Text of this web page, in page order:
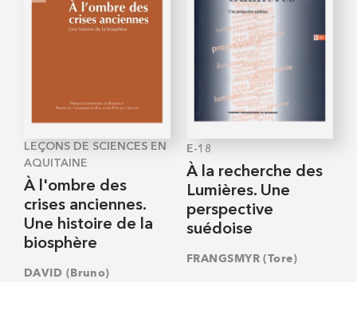
LEÇONS DE SCIENCES EN
AQUITAINE
À l'ombre des
crises anciennes.
Une histoire de la
biosphère
DAVID (Bruno)
E-18
À la recherche des
Lumières. Une
perspective
suédoise
FRANGSMYR (Tore)